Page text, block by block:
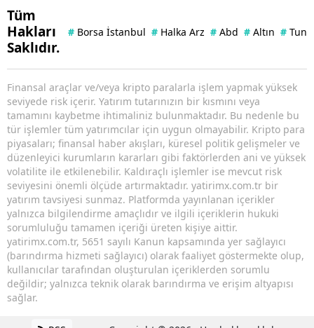
Tüm
Hakları
Saklıdır.
# Borsa İstanbul # Halka Arz # Abd # Altın #
Finansal araçlar ve/veya kripto paralarla işlem yapmak yüksek
seviyede risk içerir. Yatırım tutarınızın bir kısmını veya
tamamını kaybetme ihtimaliniz bulunmaktadır. Bu nedenle bu
tür işlemler tüm yatırımcılar için uygun olmayabilir. Kripto para
piyasaları; finansal haber akışları, küresel politik gelişmeler ve
düzenleyici kurumların kararları gibi faktörlerden ani ve yüksek
volatilite ile etkilenebilir. Kaldıraçlı işlemler ise mevcut risk
seviyesini önemli ölçüde artırmaktadır. yatirimx.com.tr bir
yatırım tavsiyesi sunmaz. Platformda yayınlanan içerikler
yalnızca bilgilendirme amaçlıdır ve ilgili içeriklerin hukuki
sorumluluğu tamamen içeriği üreten kişiye aittir.
yatirimx.com.tr, 5651 sayılı Kanun kapsamında yer sağlayıcı
(barındırma hizmeti sağlayıcı) olarak faaliyet göstermekte olup,
kullanıcılar tarafından oluşturulan içeriklerden sorumlu
değildir; yalnızca teknik olarak barındırma ve erişim altyapısı
sağlar.